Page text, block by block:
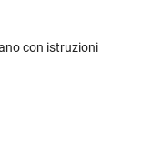
con istruzioni